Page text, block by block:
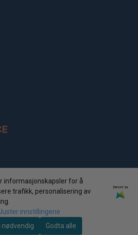
informasjonskapsler for å
trafikk, personalisering av
Drevet av
innstillingene
nødvendig
Godta alle